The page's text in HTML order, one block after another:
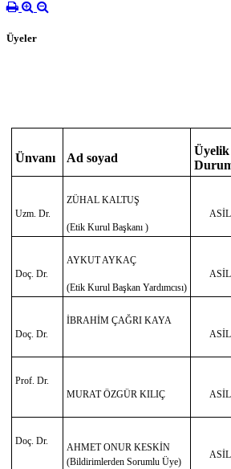
Üyeler
Ünvanı Ad soyad
Üyelik
Uzm. Dr.
ZÜHAL KALTUŞ
(Etik Kurul Başkanı )
ASİL
Doç. Dr.
AYKUT AYKAÇ
(Etik Kurul Başkan Yardımcısı)
ASİL
Doç. Dr.
İBRAHİM ÇAĞRI KAYA
ASİL
Prof. Dr.
MURAT ÖZGÜR KILIÇ
ASİL
Doç. Dr.
AHMET ONUR KESKİN
(Bildirimlerden Sorumlu Üye)
ASİL